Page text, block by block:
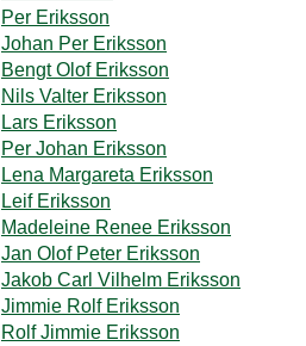
Per Eriksson
Johan Per Eriksson
Bengt Olof Eriksson
Nils Valter Eriksson
Lars Eriksson
Per Johan Eriksson
Lena Margareta Eriksson
Leif Eriksson
Madeleine Renee Eriksson
Jan Olof Peter Eriksson
Jakob Carl Vilhelm Eriksson
Jimmie Rolf Eriksson
Rolf Jimmie Eriksson